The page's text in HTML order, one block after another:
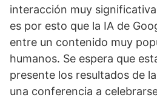
interacción muy
es por esto que la IA de
entre un contenido muy
humanos. Se espera que
presente los resultados de
una conferencia a